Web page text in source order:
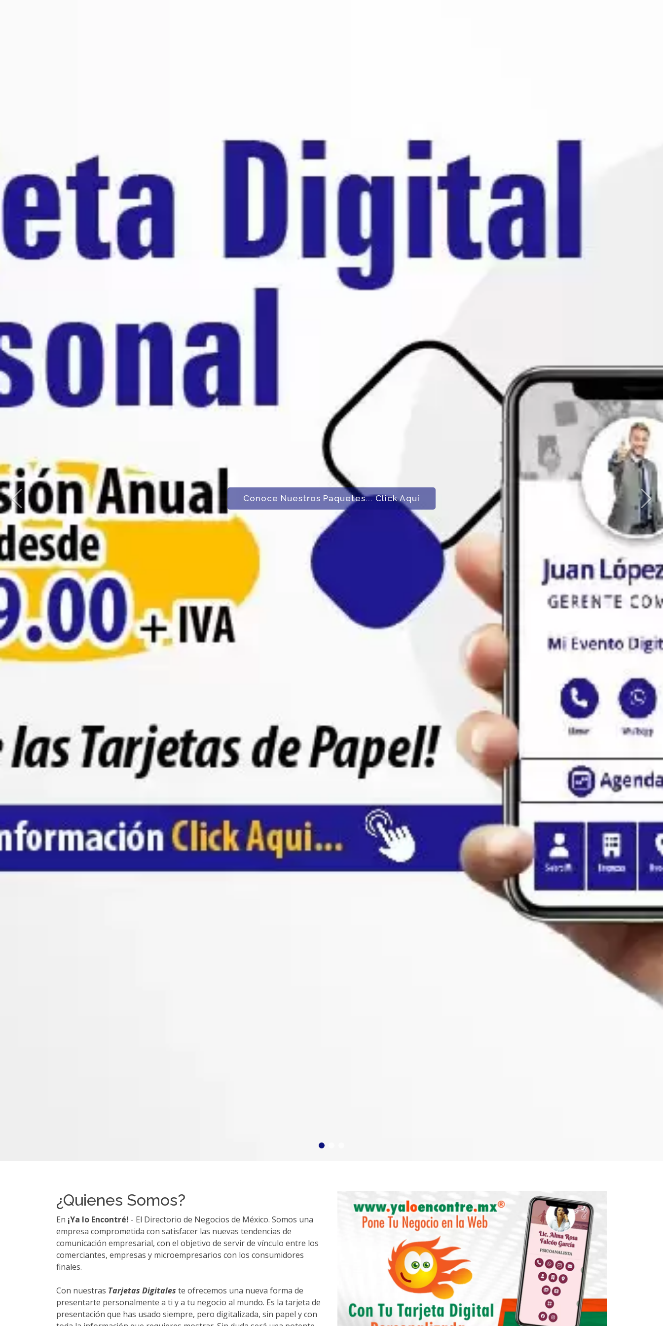
Conoce Nuestros Paquetes... Click Aquí
¿Quienes Somos?
En ¡Ya lo Encontré! - El Directorio de Negocios de México. Somos una
empresa comprometida con satisfacer las nuevas tendencias de
comunicación empresarial, con el objetivo de servir de vínculo entre los
comerciantes, empresas y microempresarios con los consumidores
finales.
Con nuestras Tarjetas Digitales te ofrecemos una nueva forma de
presentarte personalmente a ti y a tu negocio al mundo. Es la tarjeta de
presentación que has usado siempre, pero digitalizada, sin papel y con